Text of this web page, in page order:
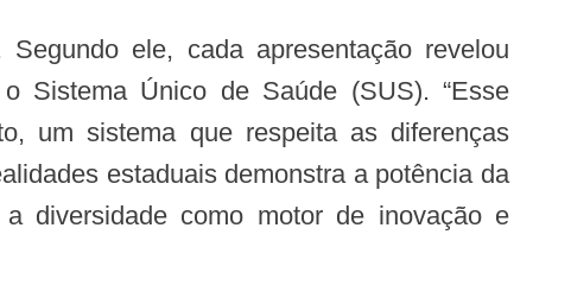
Sistema Único de Saúde (SUS). “Esse
um sistema que respeita as diferenças
estaduais demonstra a potência da
diversidade como motor de inovação e